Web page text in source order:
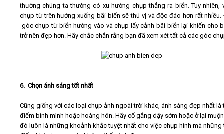
thường chúng ta thường có xu hướng chụp thẳng ra biển. Tuy nhiên,
chụp từ trên hướng xuống bãi biển sẽ thú vị và độc đáo hơn rất
góc chụp từ biển hướng vào và chụp lấy cảnh bãi biển lại khiến cho
trở nên đẹp hơn. Hãy chắc chắn rằng bạn đã xem xét tất cả các góc
6. Chọn ánh sáng tốt nhất
Cũng giống với các loại chụp ảnh ngoài trời khác, ánh sáng đẹp nhất là
điểm bình mình hoặc hoàng hôn. Hãy cố gắng dậy sớm hoặc ở lại
đó luôn là những khoảnh khắc tuyệt nhất cho việc chụp hình mà những